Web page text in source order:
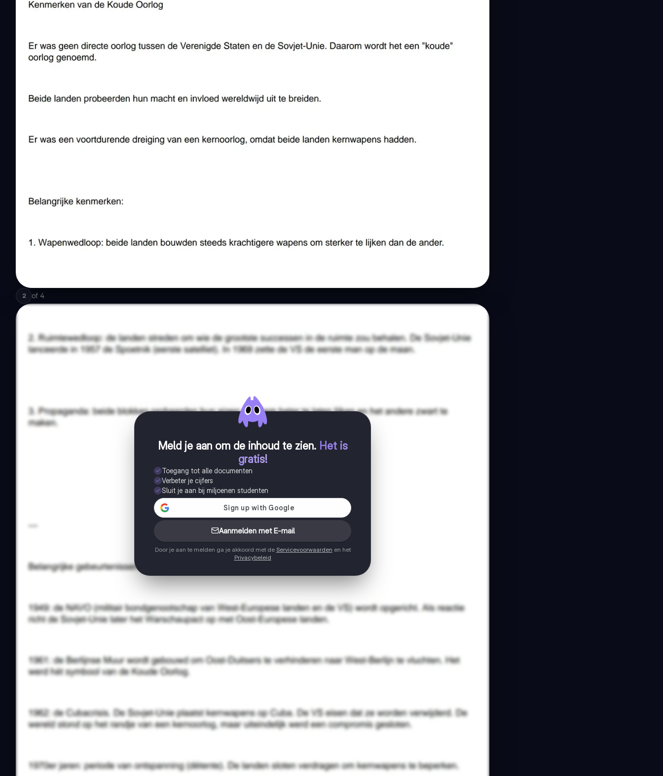
2 of 4
Meld je aan om de inhoud te zien. Het is
gratis!
Toegang tot alle documenten
Verbeter je cijfers
Sluit je aan bij miljoenen studenten
Aanmelden met E-mail
Door je aan te melden ga je akkoord met de Servicevoorwaarden en het
Privacybeleid